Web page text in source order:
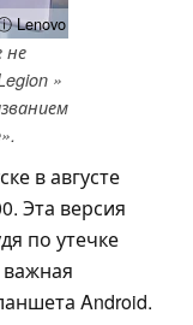
Lenovo
не
»
в августе
Эта версия
по утечке
Android.